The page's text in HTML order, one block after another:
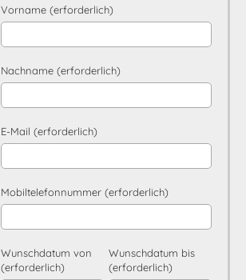
Vorname (erforderlich)
Nachname (erforderlich)
E-Mail (erforderlich)
Mobiltelefonnummer (erforderlich)
Wunschdatum von
(erforderlich)
Wunschdatum bis
(erforderlich)